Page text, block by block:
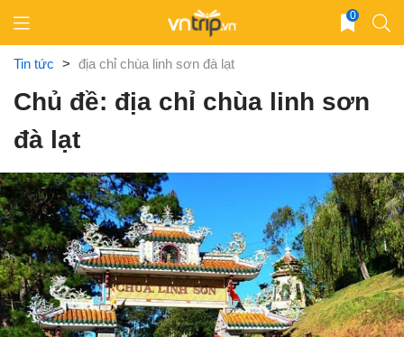
content
0
Tin tức > địa chỉ chùa linh sơn đà lạt
Chủ đề: địa chỉ chùa linh sơn
đà lạt